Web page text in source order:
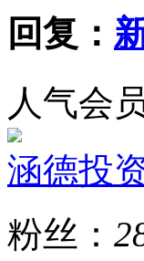
回复：
人气会
涵德投
粉丝：